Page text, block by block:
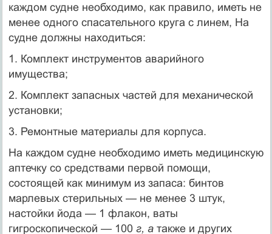
каждом судне необходимо, как правило, иметь не
менее одного спасательного круга с линем, На
судне должны находиться:
1. Комплект инструментов аварийного
имущества;
2. Комплект запасных частей для механической
установки;
3. Ремонтные материалы для корпуса.
На каждом судне необходимо иметь медицинскую
аптечку со средствами первой помощи,
состоящей как минимум из запаса: бинтов
марлевых стерильных — не менее 3 штук,
настойки йода — 1 флакон, ваты
гигроскопической — 100 г, а также и других